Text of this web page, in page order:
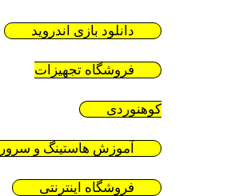
دانلود بازی اندروید
فروشگاه تجهیزات
کوهنوردی
آموزش هاستینگ و سرور
فروشگاه اینترنتی